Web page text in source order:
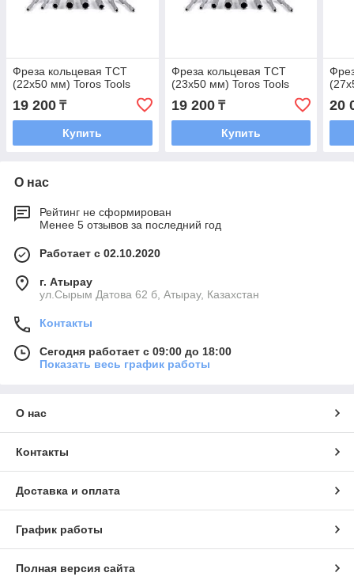
Фреза кольцевая TCT
(22x50 мм) Toros Tools
19 200 ₸
Купить
Фреза кольцевая TCT
(23x50 мм) Toros Tools
19 200₸
Купить
20
О нас
Рейтинг не сформирован
Менее 5 отзывов за последний год
Работает с 02.10.2020
г. Атырау
ул.Сырым Датова 62 б, Атырау, Казахстан
Контакты
Сегодня работает с 09:00 до 18:00
Показать весь график работы
О нас
Контакты
Доставка и оплата
График работы
Полная версия сайта